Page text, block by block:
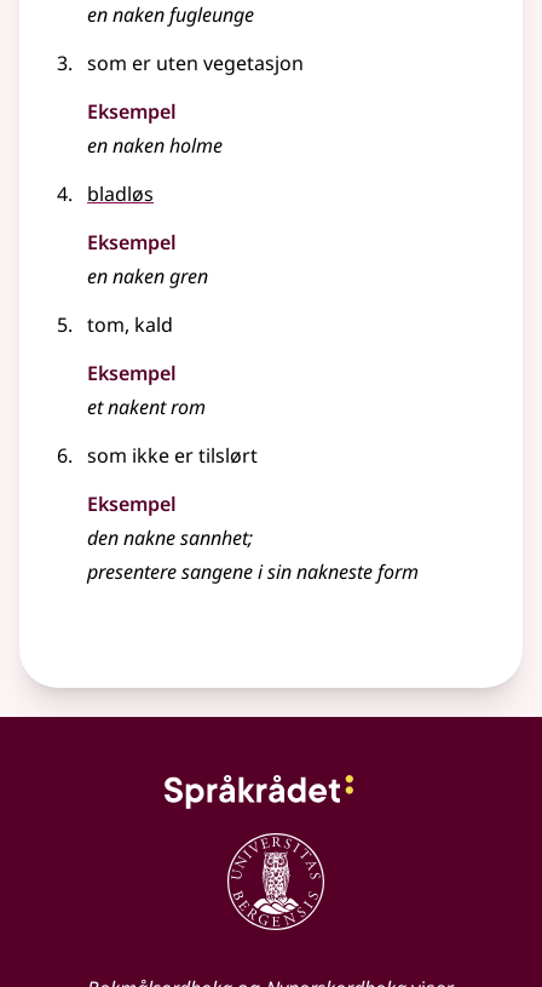
ennakenfugleunge
som er uten vegetasjon
Eksempel
ennakenholme
bladløs
Eksempel
ennakengren
tom, kald
Eksempel
et nakent rom
som ikke er tilslørt
Eksempel
den nakne sannhet;
presentere sangene i sin nakneste form